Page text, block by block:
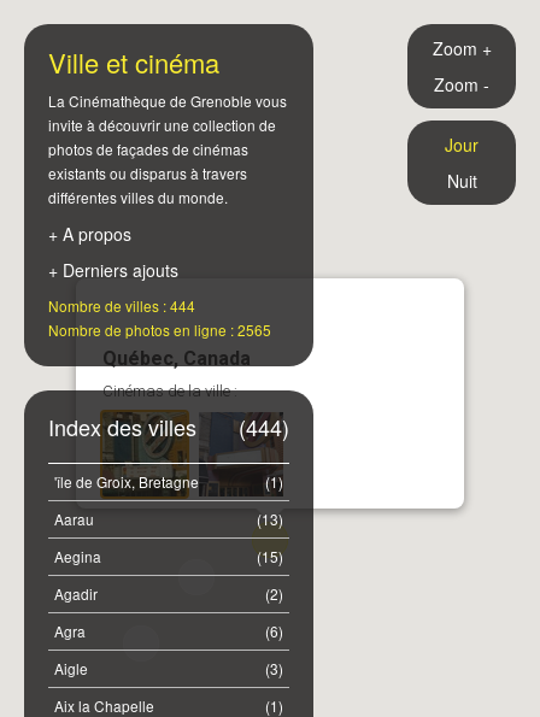
Québec, Canada
Cinémas de la ville :
Ville et cinéma
La Cinémathèque de Grenoble vous
invite à découvrir une collection de
photos de façades de cinémas
existants ou disparus à travers
différentes villes du monde.
+ A propos
+ Derniers ajouts
Nombre de villes : 444
Nombre de photos en ligne : 2565
(444)
Index des villes
(1)
'île de Groix, Bretagne
(13)
Aarau
(15)
Aegina
(2)
Agadir
(6)
Agra
(3)
Aigle
(1)
Aix la Chapelle
Zoom +
Zoom -
Jour
Nuit